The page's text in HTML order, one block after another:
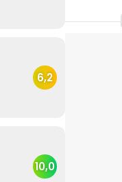
6,2
10,0